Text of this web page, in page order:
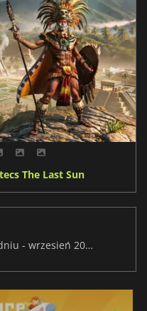
The Last Sun
Premiery gier wideo w tym tygodniu - wrzesień 2025 (tydzień 39)